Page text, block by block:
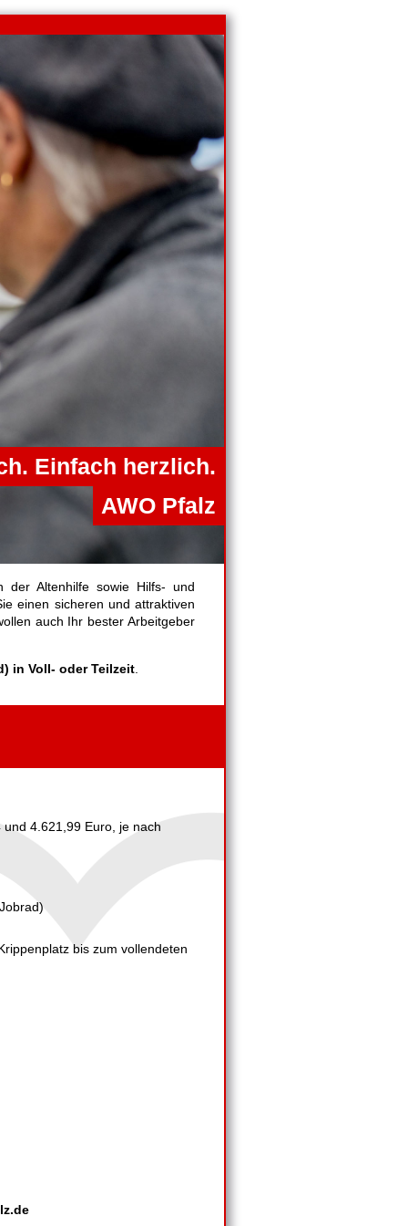
Einfach herzlich.
AWO Pfalz
der Altenhilfe sowie Hilfs- und
einen sicheren und attraktiven
auch Ihr bester Arbeitgeber
in Voll- oder Teilzeit
4.621,99 Euro, je nach
bis zum vollendeten